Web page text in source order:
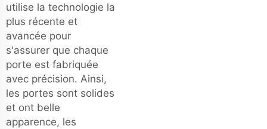
utilise la technologie la
plus récente et
avancée pour
s'assurer que chaque
porte est fabriquée
avec précision. Ainsi,
les portes sont solides
et ont belle
apparence, les